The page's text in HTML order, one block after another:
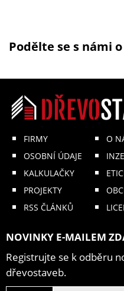
Podělte se s námi
FIRMY
OSOBNÍ ÚDAJE
KALKULAČKY
PROJEKTY
RSS ČLÁNKŮ
O
NOVINKY E-MAILEM
Registrujte se k odběru
dřevostaveb.